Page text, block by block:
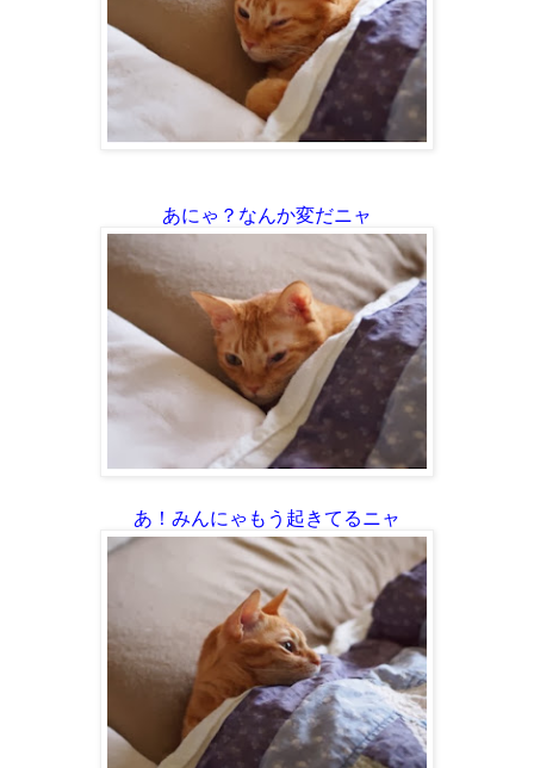
あにゃ？なんか変だニャ
あ！みんにゃもう起きてるニャ